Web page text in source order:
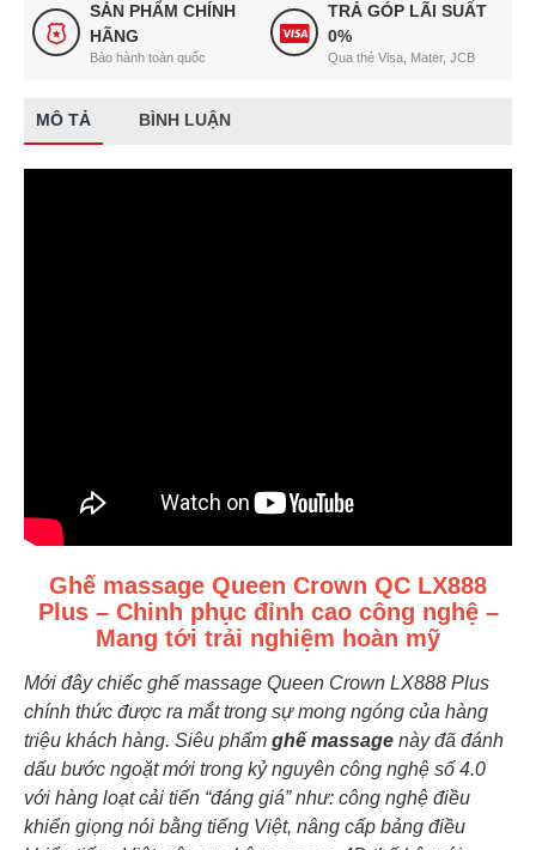
SẢN PHẨM CHÍNH
HÃNG
Bảo hành toàn quốc
TRẢ GÓP LÃI SUẤT
0%
Qua thẻ Visa, Mater, JCB
MÔ TẢ BÌNH LUẬN
Ghế massage Queen Crown QC LX888
Plus – Chinh phục đỉnh cao công nghệ –
Mang tới trải nghiệm hoàn mỹ
Mới đây chiếc ghế massage Queen Crown LX888 Plus
chính thức được ra mắt trong sự mong ngóng của hàng
triệu khách hàng. Siêu phẩm ghế massage này đã đánh
dấu bước ngoặt mới trong kỷ nguyên công nghệ số 4.0
với hàng loạt cải tiến “đáng giá” như: công nghệ điều
khiển giọng nói bằng tiếng Việt, nâng cấp bảng điều